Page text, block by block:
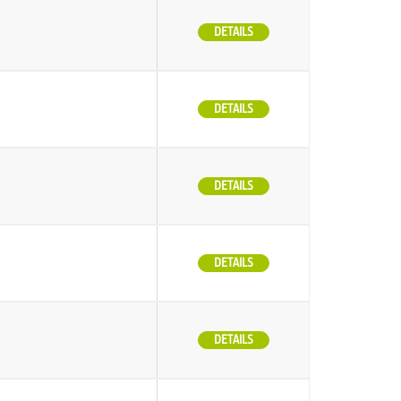
DETAILS
DETAILS
DETAILS
DETAILS
DETAILS